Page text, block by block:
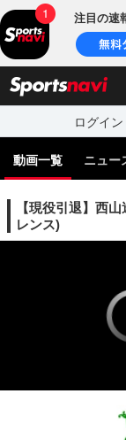
注目の速
ログイン
動画一覧 ニュー
【現役引退】西
レンス)